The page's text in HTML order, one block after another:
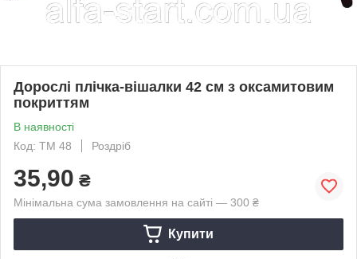
Дорослі плічка-вішалки 42 см з оксамитовим
покриттям
В наявності
Код: TM 48
Роздріб
35,90 ₴
Мінімальна сума замовлення на сайті — 300 ₴
Купити